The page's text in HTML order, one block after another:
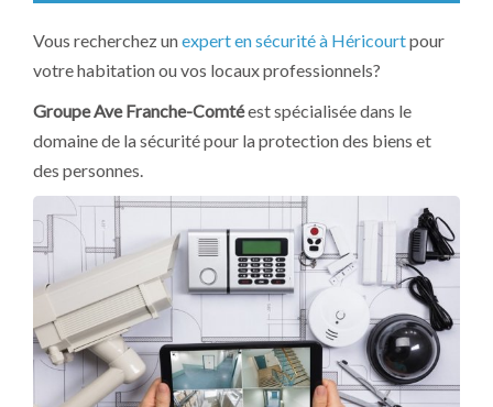
Vous recherchez unexpert en sécurité à Héricourtpour
votre habitation ou vos locaux professionnels?
Groupe Ave Franche-Comtéest spécialisée dans le
domaine de la sécurité pour la protection des biens et
des personnes.